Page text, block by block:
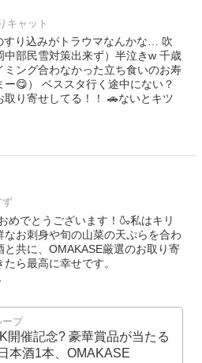
キャット
すり込みがトラウマなんかな… 吹
中部民雪対策出来ず）半泣きw 千歳
ング合わなかった立ち食いのお寿
😋） ベススタ行く途中にない？
り寄せしてる！！ 🚗ないとキツ
ず
めでとうございます！🍶私はキリ
なお刺身や旬の山菜の天ぷらを合わ
共に、OMAKASE厳選のお取り寄
ら最高に幸せです。
ープ
開催記念? 豪華賞品が当たる
本酒1本、OMAKASE